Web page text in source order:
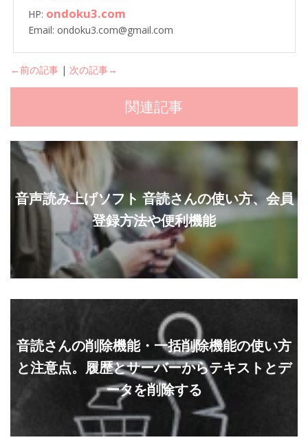
HP: ondoku3.com
Email: ondoku3.com@gmail.com
←前の記事 | 次の記事→
関連記事
音声読み上げソフト 音読さんの使い方、会員
登録方法や便利機能
音読さんの削除機能・一括削除機能の使い方
と注意点。履歴とサーバーからテキストとデ
ータを削除する